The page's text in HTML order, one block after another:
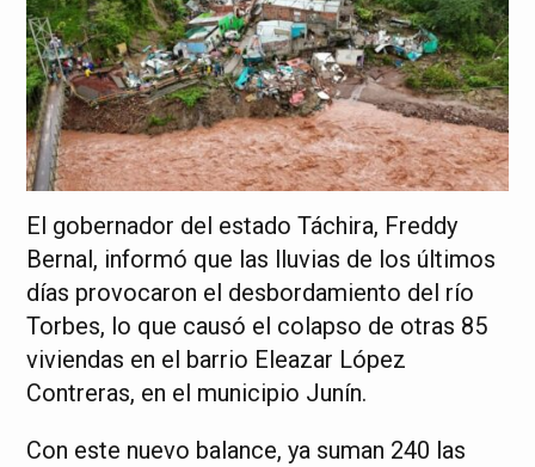
El gobernador del estado Táchira, Freddy
Bernal, informó que las lluvias de los últimos
días provocaron el desbordamiento del río
Torbes, lo que causó el colapso de otras 85
viviendas en el barrio Eleazar López
Contreras, en el municipio Junín.
Con este nuevo balance, ya suman 240 las